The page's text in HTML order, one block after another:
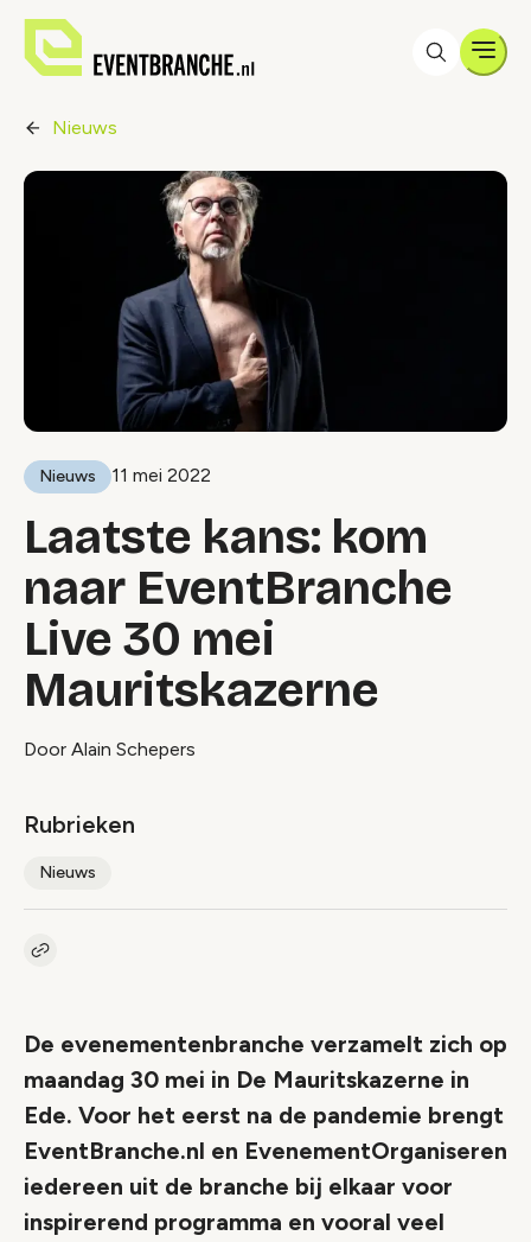
Nieuws
Nieuws 11 mei 2022
Laatste kans: kom
naar EventBranche
Live 30 mei
Mauritskazerne
Door Alain Schepers
Rubrieken
Nieuws
Kopieer link naar artikel
De evenementenbranche verzamelt zich op
maandag 30 mei in De Mauritskazerne in
Ede. Voor het eerst na de pandemie brengt
EventBranche.nl en EvenementOrganiseren
iedereen uit de branche bij elkaar voor
inspirerend programma en vooral veel